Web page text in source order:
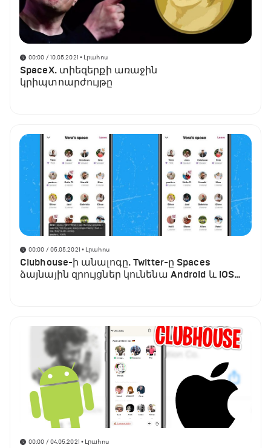
00:00 / 10.05.2021 • Լրահոս
SpaceX. տիեզերքի առաջին
կրիպտոարժույթը
00:00 / 05.05.2021 • Լրահոս
Clubhouse-ի անալոգը. Twitter-ը Spaces
ձայնային զրույցներ կունենա Android և iOS
00:00 / 04.05.2021 • Լրահոս